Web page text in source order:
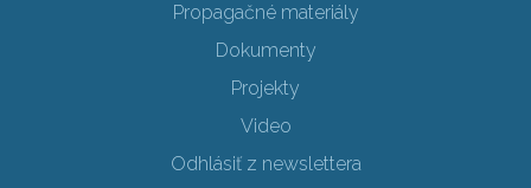
Propagačné materiály
Dokumenty
Projekty
Video
Odhlásiť z newslettera